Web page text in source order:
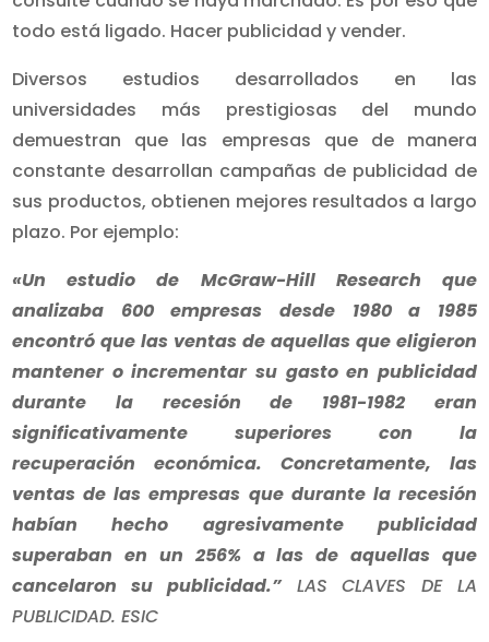
todo está ligado. Hacer publicidad y vender.
Diversos estudios desarrollados en las
universidades más prestigiosas del mundo
demuestran que las empresas que de manera
constante desarrollan campañas de publicidad de
sus productos, obtienen mejores resultados a largo
plazo. Por ejemplo:
«Un estudio de McGraw-Hill Research que
analizaba 600 empresas desde 1980 a 1985
encontró que las ventas de aquellas que eligieron
mantener o incrementar su gasto en publicidad
durante la recesión de 1981-1982 eran
significativamente superiores con la
recuperación económica. Concretamente, las
ventas de las empresas que durante la recesión
habían hecho agresivamente publicidad
superaban en un 256% a las de aquellas que
cancelaron su publicidad.”LAS CLAVES DE LA
PUBLICIDAD. ESIC